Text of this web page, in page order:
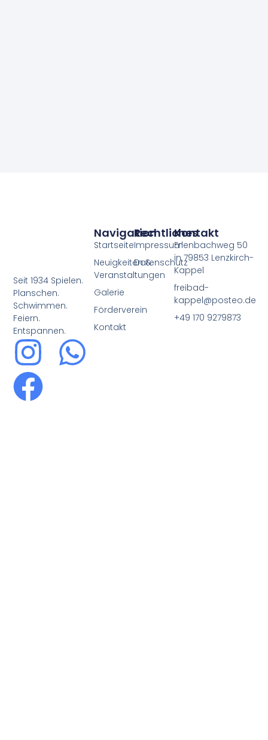
Seit 1934 Spielen.
Planschen.
Schwimmen.
Feiern.
Entspannen.​​
Rechtliches
Impressum
Datenschutz
Navigation
Startseite
Neuigkeiten &
Veranstaltungen
Galerie
Förderverein
Kontakt
Kontakt
Erlenbachweg 50
in 79853 Lenzkirch-
Kappel
freibad-
kappel@posteo.de
+49 170 9279873